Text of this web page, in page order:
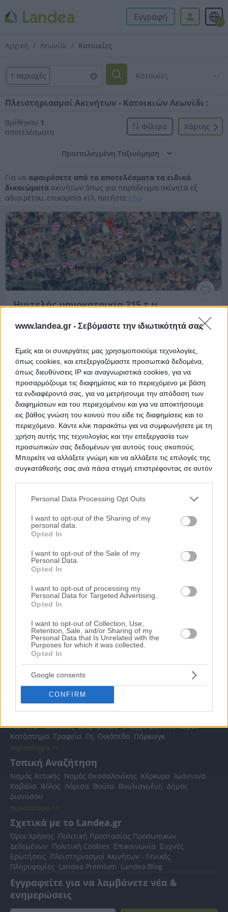
www.landea.gr - Σεβόμαστε την ιδιωτικότητά σας
Εμείς και οι συνεργάτες μας χρησιμοποιούμε τεχνολογίες,
όπως cookies, και επεξεργαζόμαστε προσωπικά δεδομένα,
όπως διευθύνσεις IP και αναγνωριστικά cookies, για να
προσαρμόζουμε τις διαφημίσεις και το περιεχόμενο με βάση
τα ενδιαφέροντά σας, για να μετρήσουμε την απόδοση των
διαφημίσεων και του περιεχομένου και για να αποκτήσουμε
εις βάθος γνώση του κοινού που είδε τις διαφημίσεις και το
περιεχόμενο. Κάντε κλικ παρακάτω για να συμφωνήσετε με τη
χρήση αυτής της τεχνολογίας και την επεξεργασία των
προσωπικών σας δεδομένων για αυτούς τους σκοπούς.
Μπορείτε να αλλάξετε γνώμη και να αλλάξετε τις επιλογές της
συγκατάθεσής σας ανά πάσα στιγμή επιστρέφοντας σε αυτόν
services and may gather and store information including but
not limited to your visit or usage behaviour. You may click to
grant or deny consent to Google and its third-party tags to
use your data for below specified purposes in below Google
consent section.
Personal Data Processing Opt Outs
I want to opt-out of the Sharing of my
personal data.
Opted In
I want to opt-out of the Sale of my
Personal Data.
Opted In
I want to opt-out of processing my
Personal Data for Targeted Advertising.
Opted In
I want to opt-out of Collection, Use,
Retention, Sale, and/or Sharing of my
Personal Data that Is Unrelated with the
Purposes for which it was collected.
Opted In
Google consents
CONFIRM
Εγγραφή el
Αρχική Λεωνίδι Κατοικίες
1 περιοχές
Πλειστηριασμοί Ακινήτων - Κατοικιών Λεωνίδι :
Βρέθηκαν 1
αποτελέσματα
Xάρτης
Φίλτρα
Για να αφαιρέσετε από τα αποτελέσματα τα ειδικά
δικαιώματα ακινήτων όπως για παράδειγμα ακίνητα εξ
αδιαιρέτου, επικαρπία κτλ, πατήστε εδώ
Ημιτελής μονοκατοικία 215 τ.μ.
Στάη, Λεωνίδι, Νομός Αρκαδίας
Πρώτη Προσφορά:
206.000 €
Ημ. Διεξαγωγής:
13/01/2027
Αποθηκεύστε την αναζήτησή σας για να λαμβάνετε
ενημέρωση όταν προστίθενται νέα ακίνητα
Αποθήκευση
Ψάχνετε γιαΚατοικίες σε πλειστηριασμόσεΛεωνίδι; Εδώ
μπορείτε να βρείτε την επίσημη λίστα με τουςηλεκτρονικούς
πλειστηριασμούς κατοικιών
σεΛεωνίδι , η οποία
ανανεώνεται καθημερινά. Χρησιμοποιώντας τα φίλτρα
αναζήτησης μπορείτε να περιορίσετε τα ακίνητα και να
επιλέξετε αυτό που ταιριάζει στις ανάγκες σας.
Σχετικές Αναζητήσεις
Πλειστηριασμοί Ακινήτων Λεωνίδι
Δημοφιλείς Αναζητήσεις
Ακίνητα Κατοικίες Διαμέρισμα Επαγγελματικοί Χώροι
Κατάστημα Γραφεία Γη Οικόπεδο Πάρκινγκ
περισσότερα >>
Τοπική Αναζήτηση
Νομός Αττικής Νομός Θεσσαλονίκης Κέρκυρα Ιωάννινα
Καβάλα Βόλος Λάρισα Βούλα Βουλιαγμένη Δήμος
Διονύσου
περισσότερα >>
Σχετικά με το Landea.gr
Όροι Χρήσης Πολιτική Προστασίας Προσωπικών
Δεδομένων Πολιτική Cookies Επικοινωνία Συχνές
Ερωτήσεις Πλειστηριασμοί Ακινήτων - Γενικές
Πληροφορίες Landea Premium Landea Blog
Εγγραφείτε για να λαμβάνετε νέα &
ενημερώσεις